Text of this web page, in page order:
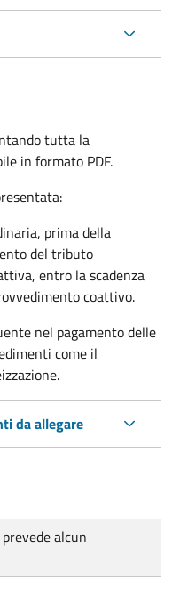
tutta la
in formato PDF.
prima della
del tributo
entro la scadenza
coattivo.
nel pagamento delle
come il
da allegare
alcun